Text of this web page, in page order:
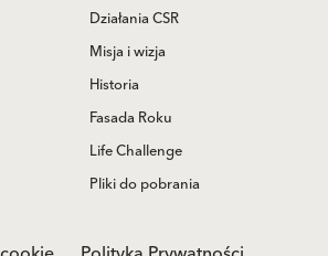
Działania CSR
Misja i wizja
Historia
Fasada Roku
Life Challenge
Pliki do pobrania